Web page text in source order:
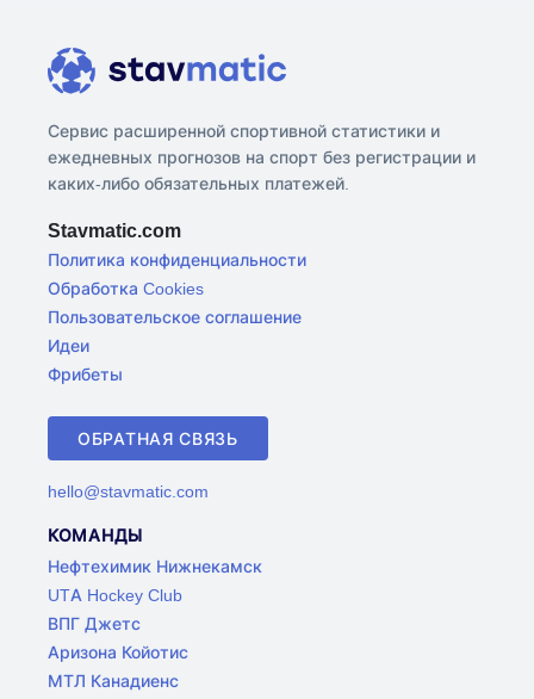
Сервис расширенной спортивной статистики и
ежедневных прогнозов на спорт без регистрации и
каких-либо обязательных платежей.
Stavmatic.com
Политика конфиденциальности
Обработка Cookies
Пользовательское соглашение
Идеи
Фрибеты
ОБРАТНАЯ СВЯЗЬ
hello@stavmatic.com
КОМАНДЫ
Нефтехимик Нижнекамск
UTA Hockey Club
ВПГ Джетс
Аризона Койотис
МТЛ Канадиенс